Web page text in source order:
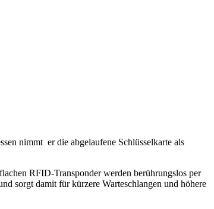
nimmt er die abgelaufene Schlüsselkarte als
RFID-Transponder werden berührungslos per
sorgt damit für kürzere Warteschlangen und höhere